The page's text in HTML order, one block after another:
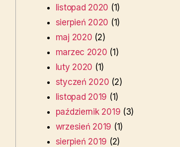
listopad 2020 (1)
sierpień 2020 (1)
maj 2020 (2)
marzec 2020 (1)
luty 2020 (1)
styczeń 2020 (2)
listopad 2019 (1)
październik 2019 (3)
wrzesień 2019 (1)
sierpień 2019 (2)